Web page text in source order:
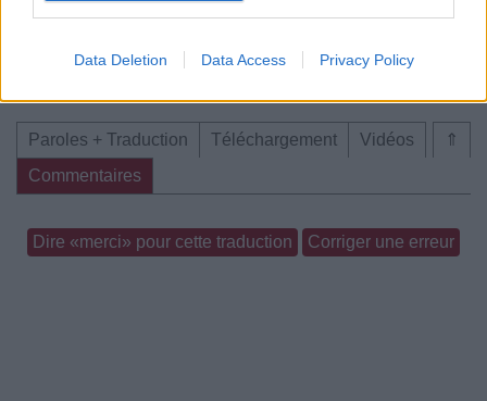
Data Deletion Data Access Privacy Policy
⇑
Paroles + Traduction Téléchargement
Vidéos
Commentaires
Dire «merci» pour cette traduction Corriger une erreur